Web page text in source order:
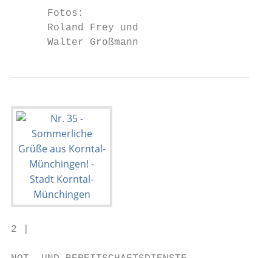
      Fotos:
      Roland Frey und
      Walter Großmann
2 |